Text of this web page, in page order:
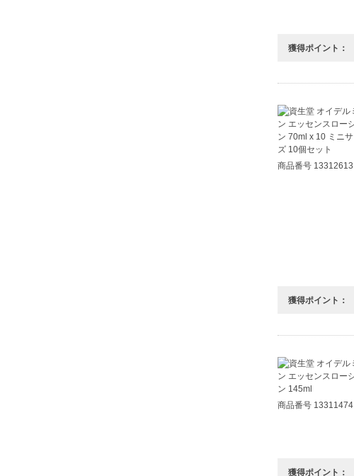
獲得ポイント：
商品番号 13312613
獲得ポイント：
商品番号 13311474
獲得ポイント：